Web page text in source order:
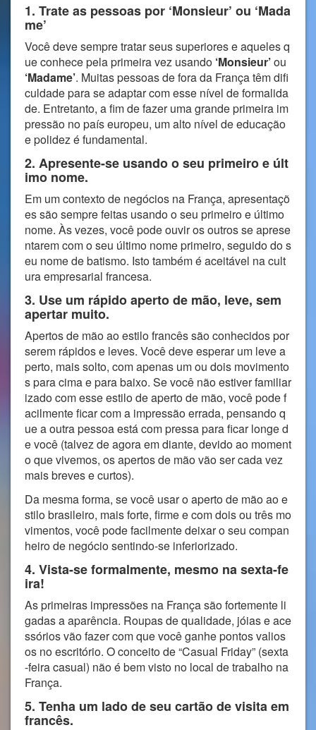
1. Trate as pessoas por ‘Monsieur’ ou ‘Mada
me’
Você deve sempre tratar seus superiores e aqueles q
ue conhece pela primeira vez usando ‘Monsieur’ou
‘Madame’. Muitas pessoas de fora da França têm difi
culdade para se adaptar com esse nível de formalida
de. Entretanto, a fim de fazer uma grande primeira im
pressão no país europeu, um alto nível de educação
e polidez é fundamental.
2. Apresente-se usando o seu primeiro e últ
imo nome.
Em um contexto de negócios na França, apresentaçõ
es são sempre feitas usando o seu primeiro e último
nome. Às vezes, você pode ouvir os outros se aprese
ntarem com o seu último nome primeiro, seguido do s
eu nome de batismo. Isto também é aceitável na cult
ura empresarial francesa.
3. Use um rápido aperto de mão, leve, sem
apertar muito.
Apertos de mão ao estilo francês são conhecidos por
serem rápidos e leves. Você deve esperar um leve a
perto, mais solto, com apenas um ou dois movimento
s para cima e para baixo. Se você não estiver familiar
izado com esse estilo de aperto de mão, você pode f
acilmente ficar com a impressão errada, pensando q
ue a outra pessoa está com pressa para ficar longe d
e você (talvez de agora em diante, devido ao moment
o que vivemos, os apertos de mão vão ser cada vez
mais breves e curtos).
Da mesma forma, se você usar o aperto de mão ao e
stilo brasileiro, mais forte, firme e com dois ou três mo
vimentos, você pode facilmente deixar o seu compan
heiro de negócio sentindo-se inferiorizado.
4. Vista-se formalmente, mesmo na sexta-fe
ira!
As primeiras impressões na França são fortemente li
gadas a aparência. Roupas de qualidade, jóias e ace
ssórios vão fazer com que você ganhe pontos valios
os no escritório. O conceito de “Casual Friday” (sexta
-feira casual) não é bem visto no local de trabalho na
França.
5. Tenha um lado de seu cartão de visita em
francês.